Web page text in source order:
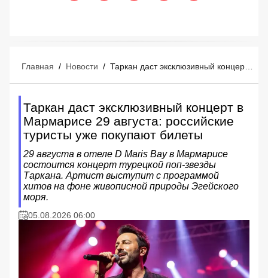
Главная / Новости /
Таркан даст эксклюзивный концерт в
Мармарисе 29 августа: российские
туристы уже покупают билеты
29 августа в отеле D Maris Bay в Мармарисе
состоится концерт турецкой поп-звезды
Таркана. Артист выступит с программой
хитов на фоне живописной природы Эгейского
моря.
05.08.2026 06:00